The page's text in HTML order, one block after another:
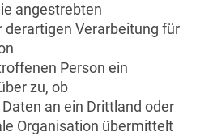
angestrebten
derartigen Verarbeitung für
Person ein
zu, ob
an ein Drittland oder
Organisation übermittelt